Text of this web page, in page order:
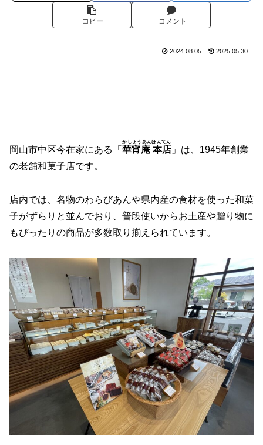
コピー コメント
2024.08.05 2025.05.30
岡山市中区今在家にある「 華宵庵 本店
かしょうあんほんてん
」は、1945年創業
の老舗和菓子店です。
店内では、名物のわらびあんや県内産の食材を使った和菓
子がずらりと並んでおり、普段使いからお土産や贈り物に
もぴったりの商品が多数取り揃えられています。